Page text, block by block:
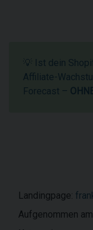
💡 Ist dein
Affiliate-
Forecast –
Landingpage:
Aufgenommen